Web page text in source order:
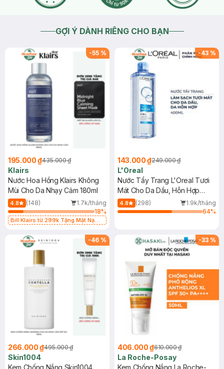
GỢI Ý DÀNH RIÊNG CHO BẠN
-55 %
195.000 ₫435.000 ₫
Klairs
Nước Hoa Hồng Klairs Không
Mùi Cho Da Nhạy Cảm 180ml
4.8 (148)
1.7k/tháng
18%
Bill Klairs từ 299k Tặng Mặt Nạ
25ml (SL Có Hạn)
-43 %
143.000 ₫249.000 ₫
L'Oreal
Nước Tẩy Trang L'Oreal Tươi
Mát Cho Da Dầu, Hỗn Hợp
400ml
4.8 (298)
1.9k/tháng
64%
-46 %
266.000 ₫495.000 ₫
Skin1004
Kem Chống Nắng Skin1004
-33 %
406.000 ₫610.000 ₫
La Roche-Posay
Kem Chống Nắng La Roche-